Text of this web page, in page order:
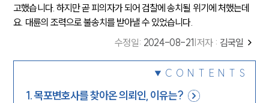
고했습니다. 하지만 곧 피의자가 되어 검찰에 송치될 위기에 처했는데
요. 대륜의 조력으로 불송치를 받아낼 수 있었습니다.
수정일: 2024-08-21 저자 : 김국일
CONTENTS
1.목포변호사를 찾아온 의뢰인, 이유는?